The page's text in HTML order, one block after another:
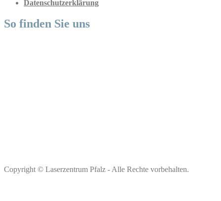
Datenschutzerklärung
So finden Sie uns
Copyright © Laserzentrum Pfalz - Alle Rechte vorbehalten.